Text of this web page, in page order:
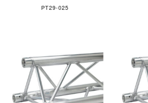
PT29-025